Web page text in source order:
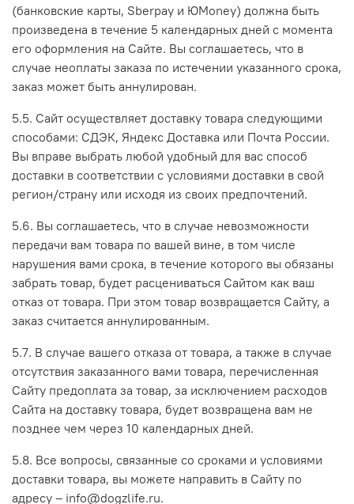
(банковские карты, Sberpay и ЮMoney) должна быть
произведена в течение 5 календарных дней с момента
его оформления на Сайте. Вы соглашаетесь, что в
случае неоплаты заказа по истечении указанного срока,
заказ может быть аннулирован.
5.5. Сайт осуществляет доставку товара следующими
способами: СДЭК, Яндекс Доставка или Почта России.
Вы вправе выбрать любой удобный для вас способ
доставки в соответствии с условиями доставки в свой
регион/страну или исходя из своих предпочтений.
5.6. Вы соглашаетесь, что в случае невозможности
передачи вам товара по вашей вине, в том числе
нарушения вами срока, в течение которого вы обязаны
забрать товар, будет расцениваться Сайтом как ваш
отказ от товара. При этом товар возвращается Сайту, а
заказ считается аннулированным.
5.7. В случае вашего отказа от товара, а также в случае
отсутствия заказанного вами товара, перечисленная
Сайту предоплата за товар, за исключением расходов
Сайта на доставку товара, будет возвращена вам не
позднее чем через 10 календарных дней.
5.8. Все вопросы, связанные со сроками и условиями
доставки товара, вы можете направить в Сайту по
адресу – info@dogzlife.ru.